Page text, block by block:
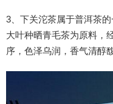
3、下关沱茶属于普洱茶
大叶种晒青毛茶为原料，
序，色泽乌润，香气清醇